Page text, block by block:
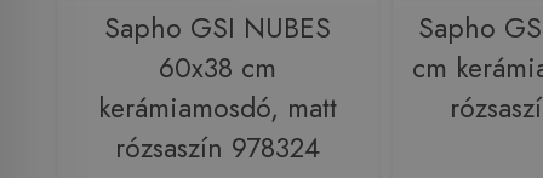
Sapho GSI NUBES
60x38 cm
kerámiamosdó, matt
rózsaszín 978324
Sapho
cm